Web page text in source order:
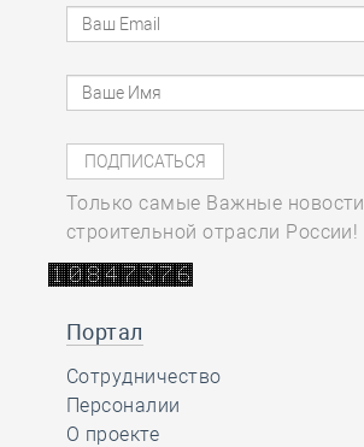
Только самые Важные новости
строительной отрасли России!
Портал
Сотрудничество
Персоналии
О проекте